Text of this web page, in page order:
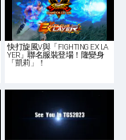
快打旋風V與「FIGHTING EX LA
YER」聯名服裝登場！隆變身
「凱莉」！